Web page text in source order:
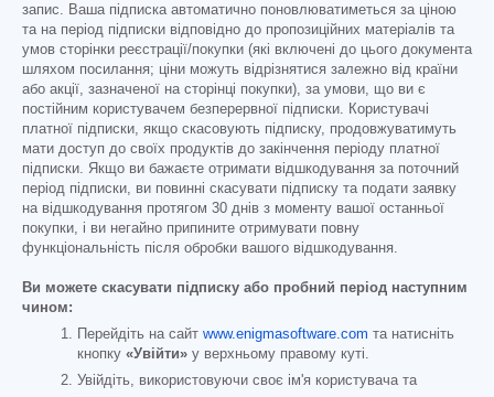
запис. Ваша підписка автоматично поновлюватиметься за ціною
та на період підписки відповідно до пропозиційних матеріалів та
умов сторінки реєстрації/покупки (які включені до цього документа
шляхом посилання; ціни можуть відрізнятися залежно від країни
або акції, зазначеної на сторінці покупки), за умови, що ви є
постійним користувачем безперервної підписки. Користувачі
платної підписки, якщо скасовують підписку, продовжуватимуть
мати доступ до своїх продуктів до закінчення періоду платної
підписки. Якщо ви бажаєте отримати відшкодування за поточний
період підписки, ви повинні скасувати підписку та подати заявку
на відшкодування протягом 30 днів з моменту вашої останньої
покупки, і ви негайно припините отримувати повну
функціональність після обробки вашого відшкодування.
Ви можете скасувати підписку або пробний період наступним
чином:
Перейдіть на сайт www.enigmasoftware.com та натисніть
кнопку «Увійти» у верхньому правому куті.
Увійдіть, використовуючи своє ім'я користувача та